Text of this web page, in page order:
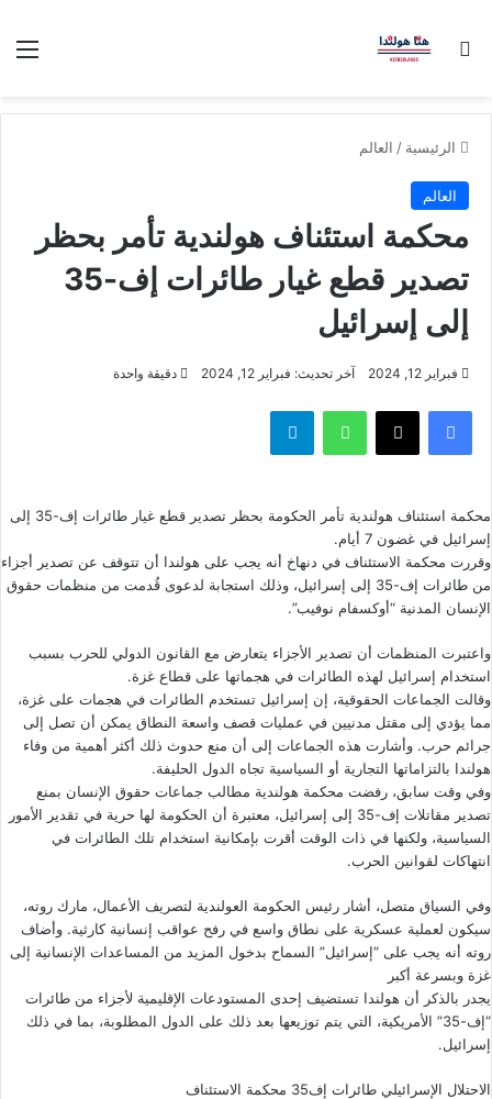
بحث عن
الرئيسية / العالم
العالم
محكمة استئناف هولندية تأمر بحظر
تصدير قطع غيار طائرات إف-35
إلى إسرائيل
فبراير 12, 2024 آخر تحديث: فبراير 12, 2024 دقيقة واحدة
فيسبوك ‫X واتساب تيلقرام
محكمة استئناف هولندية تأمر الحكومة بحظر تصدير قطع غيار طائرات إف-35 إلى
إسرائيل في غضون 7 أيام.
وقررت محكمة الاستئناف في دنهاخ أنه يجب على هولندا أن تتوقف عن تصدير أجزاء
من طائرات إف-35 إلى إسرائيل، وذلك استجابة لدعوى قُدمت من منظمات حقوق
الإنسان المدنية “أوكسفام نوفيب”.
واعتبرت المنظمات أن تصدير الأجزاء يتعارض مع القانون الدولي للحرب بسبب
استخدام إسرائيل لهذه الطائرات في هجماتها على قطاع غزة.
وقالت الجماعات الحقوقية، إن إسرائيل تستخدم الطائرات في هجمات على غزة،
مما يؤدي إلى مقتل مدنيين في عمليات قصف واسعة النطاق يمكن أن تصل إلى
جرائم حرب. وأشارت هذه الجماعات إلى أن منع حدوث ذلك أكثر أهمية من وفاء
هولندا بالتزاماتها التجارية أو السياسية تجاه الدول الحليفة.
وفي وقت سابق، رفضت محكمة هولندية مطالب جماعات حقوق الإنسان بمنع
تصدير مقاتلات إف-35
إلى إسرائيل، معتبرة أن الحكومة لها حرية في تقدير الأمور
السياسية، ولكنها في ذات الوقت أقرت بإمكانية استخدام تلك الطائرات في
انتهاكات لقوانين الحرب.
وفي السياق متصل، أشار رئيس الحكومة العولندية لتصريف الأعمال، مارك روته،
سيكون لعملية عسكرية على نطاق واسع في رفح عواقب إنسانية كارثية. وأضاف
روته أنه يجب على “إسرائيل” السماح بدخول المزيد من المساعدات الإنسانية إلى
غزة وبسرعة أكبر
يجدر بالذكر أن هولندا تستضيف إحدى المستودعات الإقليمية لأجزاء من طائرات
“إف-35” الأمريكية، التي يتم توزيعها بعد ذلك على الدول المطلوبة، بما في ذلك
إسرائيل.
الاحتلال الإسرائيلي طائرات إف35 محكمة الاستئناف